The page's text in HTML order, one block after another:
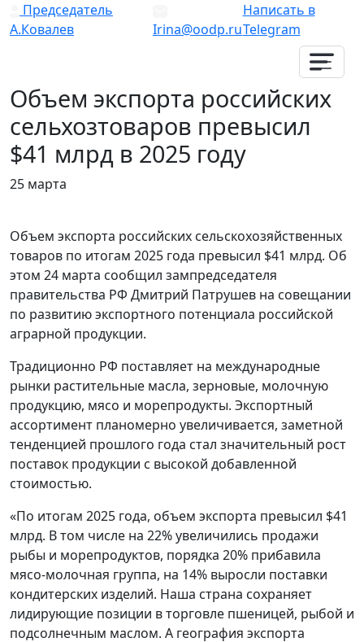
Председатель
А.Ковалев
Irina@oodp.ru
Написать в
Telegram
Объем экспорта российских
сельхозтоваров превысил
$41 млрд в 2025 году
25 марта
Объем экспорта российских сельскохозяйственных
товаров по итогам 2025 года превысил $41 млрд. Об
этом 24 марта сообщил зампредседателя
правительства РФ Дмитрий Патрушев на совещании
по развитию экспортного потенциала российской
аграрной продукции.
Традиционно РФ поставляет на международные
рынки растительные масла, зерновые, молочную
продукцию, мясо и морепродукты. Экспортный
ассортимент планомерно увеличивается, заметной
тенденцией прошлого года стал значительный рост
поставок продукции с высокой добавленной
стоимостью.
«По итогам 2025 года, объем экспорта превысил $41
млрд. В том числе на 22% увеличились продажи
рыбы и морепродуктов, порядка 20% прибавила
мясо-молочная группа, на 14% выросли поставки
кондитерских изделий. Наша страна сохраняет
лидирующие позиции в торговле пшеницей, рыбой и
подсолнечным маслом. А география экспорта